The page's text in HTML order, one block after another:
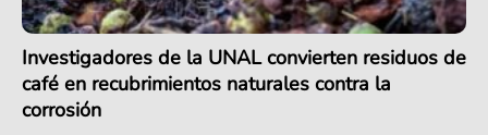
Investigadores de la UNAL convierten residuos de
café en recubrimientos naturales contra la
corrosión